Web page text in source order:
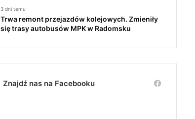
3 dni temu
Trwa remont przejazdów kolejowych. Zmieniły
się trasy autobusów MPK w Radomsku
Znajdź nas na Facebooku